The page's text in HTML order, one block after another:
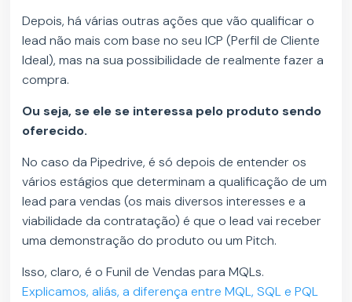
Depois, há várias outras ações que vão qualificar o
lead não mais com base no seu ICP (Perfil de Cliente
Ideal), mas na sua possibilidade de realmente fazer a
compra.
Ou seja, se ele se interessa pelo produto sendo
oferecido.
No caso da Pipedrive, é só depois de entender os
vários estágios que determinam a qualificação de um
lead para vendas (os mais diversos interesses e a
viabilidade da contratação) é que o lead vai receber
uma demonstração do produto ou um Pitch.
Isso, claro, é o Funil de Vendas para MQLs.
Explicamos, aliás, a diferença entre MQL, SQL e PQL